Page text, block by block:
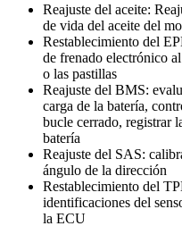
Reajuste del aceite:
de vida del aceite del
Restablecimiento del
de frenado electrónico
o las pastillas
Reajuste del BMS:
carga de la batería,
bucle cerrado, registrar
batería
Reajuste del SAS:
ángulo de la dirección
Restablecimiento del
identificaciones del
la ECU